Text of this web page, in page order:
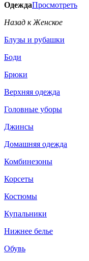
ОдеждаПросмотреть
Назад к Женское
Блузы и рубашки
Боди
Брюки
Верхняя одежда
Головные уборы
Джинсы
Домашняя одежда
Комбинезоны
Корсеты
Костюмы
Купальники
Нижнее белье
Обувь